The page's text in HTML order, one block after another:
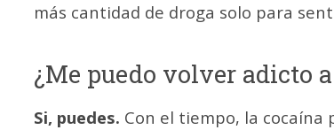
más cantidad de droga solo para
¿Me puedo volver adicto
Si, puedes. Con el tiempo, la cocaína